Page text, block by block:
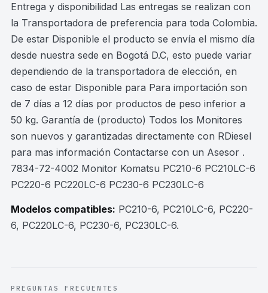
Entrega y disponibilidad Las entregas se realizan con
la Transportadora de preferencia para toda Colombia.
De estar Disponible el producto se envía el mismo día
desde nuestra sede en Bogotá D.C, esto puede variar
dependiendo de la transportadora de elección, en
caso de estar Disponible para Para importación son
de 7 días a 12 días por productos de peso inferior a
50 kg. Garantía de (producto) Todos los Monitores
son nuevos y garantizadas directamente con RDiesel
para mas información Contactarse con un Asesor .
7834-72-4002 Monitor Komatsu PC210-6 PC210LC-6
PC220-6 PC220LC-6 PC230-6 PC230LC-6
Modelos compatibles: PC210-6, PC210LC-6, PC220-
6, PC220LC-6, PC230-6, PC230LC-6.
PREGUNTAS FRECUENTES